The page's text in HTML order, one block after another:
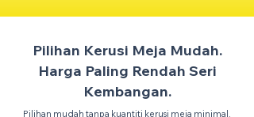
Pilihan Kerusi Meja Mudah.
Harga Paling Rendah Seri
Kembangan.
Pilihan mudah tanpa kuantiti kerusi meja minimal.